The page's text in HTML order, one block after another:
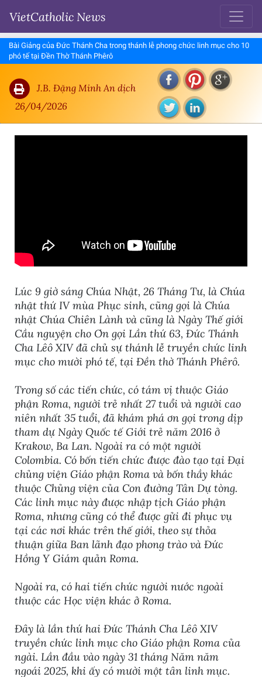
VietCatholic News
Bài Giảng của Đức Thánh Cha trong thánh lễ phong chức linh mục cho 10
phó tế tại Đền Thờ Thánh Phêrô
J.B. Đặng Minh An dịch
26/04/2026
Lúc 9 giờ sáng Chúa Nhật, 26 Tháng Tư, là Chúa
nhật thứ IV mùa Phục sinh, cũng gọi là Chúa
nhật Chúa Chiên Lành và cũng là Ngày Thế giới
Cầu nguyện cho Ơn gọi Lần thứ 63, Đức Thánh
Cha Lêô XIV đã chủ sự thánh lễ truyền chức linh
mục cho mười phó tế, tại Đền thờ Thánh Phêrô.
Trong số các tiến chức, có tám vị thuộc Giáo
phận Roma, người trẻ nhất 27 tuổi và người cao
niên nhất 35 tuổi, đã khám phá ơn gọi trong dịp
tham dự Ngày Quốc tế Giới trẻ năm 2016 ở
Krakow, Ba Lan. Ngoài ra có một người
Colombia. Có bốn tiến chức được đào tạo tại Đại
chủng viện Giáo phận Roma và bốn thầy khác
thuộc Chủng viện của Con đường Tân Dự tòng.
Các linh mục này được nhập tịch Giáo phận
Roma, nhưng cũng có thể được gửi đi phục vụ
tại các nơi khác trên thế giới, theo sự thỏa
thuận giữa Ban lãnh đạo phong trào và Đức
Hồng Y Giám quản Roma.
Ngoài ra, có hai tiến chức người nước ngoài
thuộc các Học viện khác ở Roma.
Đây là lần thứ hai Đức Thánh Cha Lêô XIV
truyền chức linh mục cho Giáo phận Roma của
ngài. Lần đầu vào ngày 31 tháng Năm năm
ngoái 2025, khi ấy có mười một tân linh mục.